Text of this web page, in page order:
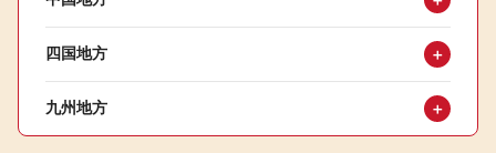
四国地方 ＋
九州地方 ＋